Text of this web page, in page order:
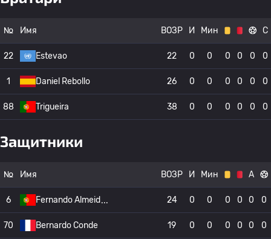
№ Имя ВОЗР И Мин С
22 Estevao 22 0 0 0 0 0 0
1 Daniel Rebollo 26 0 0 0 0 0 0
88 Trigueira 38 0 0 0 0 0 0
Защитники
№ Имя ВОЗР И Мин А
6 Fernando Almeid 24 0 0 0 0 0 0
70 Bernardo Conde 19 0 0 0 0 0 0